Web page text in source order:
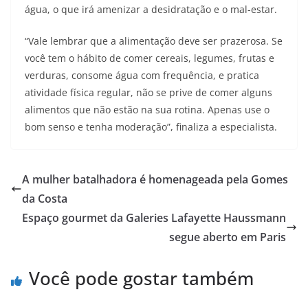
água, o que irá amenizar a desidratação e o mal-estar.
“Vale lembrar que a alimentação deve ser prazerosa. Se
você tem o hábito de comer cereais, legumes, frutas e
verduras, consome água com frequência, e pratica
atividade física regular, não se prive de comer alguns
alimentos que não estão na sua rotina. Apenas use o
bom senso e tenha moderação”, finaliza a especialista.
A mulher batalhadora é homenageada pela Gomes
da Costa
Espaço gourmet da Galeries Lafayette Haussmann
segue aberto em Paris
Você pode gostar também